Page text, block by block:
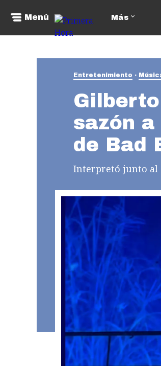
Menú Más
Entretenimiento
sazón
de Bad
Interpretó junto al